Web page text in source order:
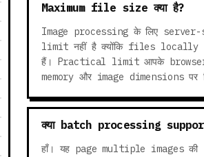
Maximum file size क्या है?
Image processing के लिए
limit नहीं है क्योंकि files locally
हैं। Practical limit आपके
memory और image dimensions पर
क्या batch processing
हाँ। यह page multiple images की